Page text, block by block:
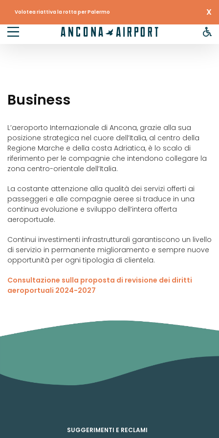
Volotea riattiva la rotta per Palermo X
Business
L’aeroporto Internazionale di Ancona, grazie alla sua
posizione strategica nel cuore dell’Italia, al centro della
Regione Marche e della costa Adriatica, è lo scalo di
riferimento per le compagnie che intendono collegare la
zona centro-orientale dell’Italia.
La costante attenzione alla qualità dei servizi offerti ai
passeggeri e alle compagnie aeree si traduce in una
continua evoluzione e sviluppo dell’intera offerta
aeroportuale.
Continui investimenti infrastrutturali garantiscono un livello
di servizio in permanente miglioramento e sempre nuove
opportunità per ogni tipologia di clientela.
Consultazione sulla proposta di revisione dei diritti
aeroportuali 2024-2027
SUGGERIMENTI E RECLAMI